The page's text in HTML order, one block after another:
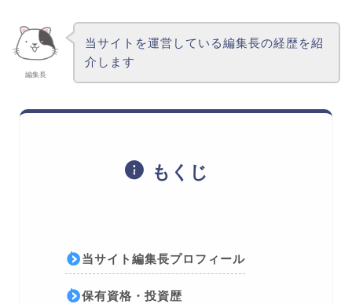
編集長
当サイトを運営している編集長の経歴を紹
介します
もくじ
当サイト編集長プロフィール
保有資格・投資歴